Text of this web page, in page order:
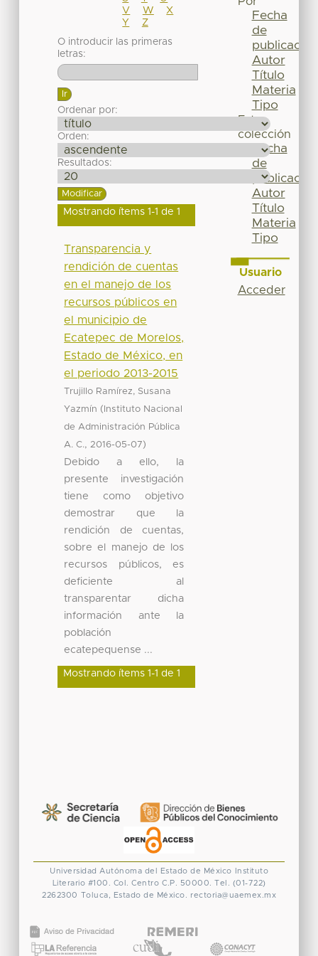
V
W
X
Y
Z
O introducir las primeras
letras:
Ordenar por:
Orden:
Resultados:
Mostrando ítems 1-1 de 1
Transparencia y
rendición de cuentas
en el manejo de los
recursos públicos en
el municipio de
Ecatepec de Morelos,
Estado de México, en
el periodo 2013-2015
Trujillo Ramírez, Susana
Yazmín ( Instituto Nacional
de Administración Pública
A. C., 2016-05-07)
Debido a ello, la
presente investigación
tiene como objetivo
demostrar que la
rendición de cuentas,
sobre el manejo de los
recursos públicos, es
deficiente al
transparentar dicha
información ante la
población
ecatepequense ...
Mostrando ítems 1-1 de 1
Fecha
de
publicación
Autor
Título
Materia
Tipo
Esta
colección
Fecha
de
publicación
Autor
Título
Materia
Tipo
Usuario
Acceder
Universidad Autónoma del Estado de México
Instituto
Literario #100. Col. Centro C.P. 50000. Tel. (01-722)
2262300 Toluca, Estado de México. rectoria@uaemex.mx